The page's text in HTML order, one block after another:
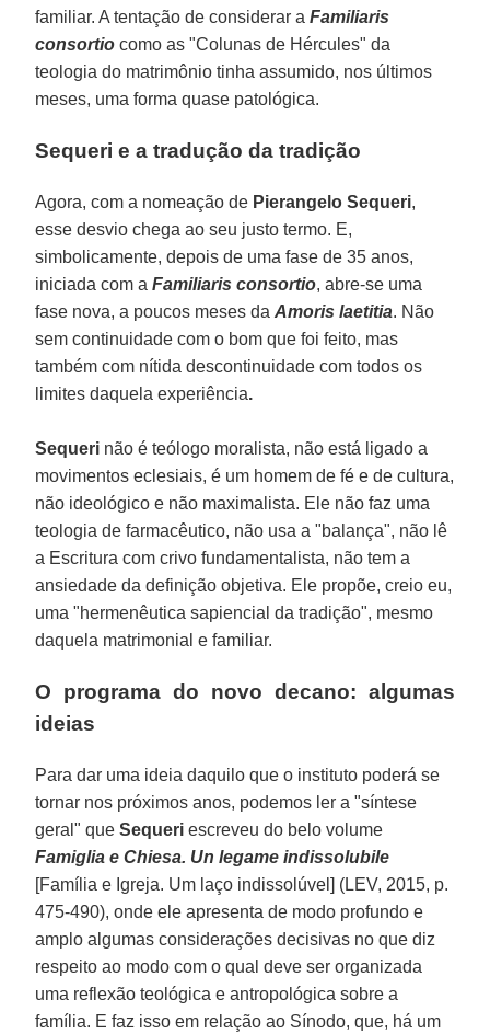
familiar. A tentação de considerar aFamiliaris
consortio como as "Colunas de Hércules" da
teologia do matrimônio tinha assumido, nos últimos
meses, uma forma quase patológica.
Sequeri e a tradução da tradição
Agora, com a nomeação de Pierangelo Sequeri,
esse desvio chega ao seu justo termo. E,
simbolicamente, depois de uma fase de 35 anos,
iniciada com aFamiliaris consortio, abre-se uma
fase nova, a poucos meses daAmoris laetitia. Não
sem continuidade com o bom que foi feito, mas
também com nítida descontinuidade com todos os
limites daquela experiência.
Sequeri não é teólogo moralista, não está ligado a
movimentos eclesiais, é um homem de fé e de cultura,
não ideológico e não maximalista. Ele não faz uma
teologia de farmacêutico, não usa a "balança", não lê
a Escritura com crivo fundamentalista, não tem a
ansiedade da definição objetiva. Ele propõe, creio eu,
uma "hermenêutica sapiencial da tradição", mesmo
daquela matrimonial e familiar.
O programa do novo decano: algumas
ideias
Para dar uma ideia daquilo que o instituto poderá se
tornar nos próximos anos, podemos ler a "síntese
geral" queSequeri escreveu do belo volume
Famiglia e Chiesa. Un legame indissolubile
[Família e Igreja. Um laço indissolúvel] (LEV, 2015, p.
475-490), onde ele apresenta de modo profundo e
amplo algumas considerações decisivas no que diz
respeito ao modo com o qual deve ser organizada
uma reflexão teológica e antropológica sobre a
família. E faz isso em relação ao Sínodo, que, há um